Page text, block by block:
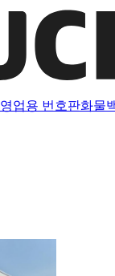
영업용 번호판화물